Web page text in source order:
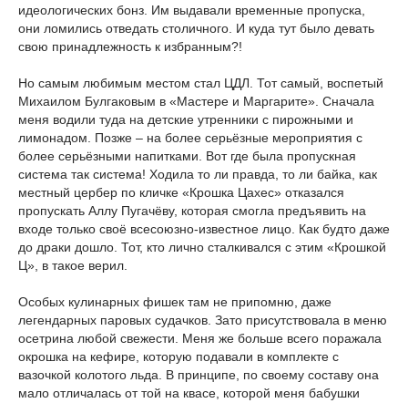
идеологических бонз. Им выдавали временные пропуска,
они ломились отведать столичного. И куда тут было девать
свою принадлежность к избранным?!
Но самым любимым местом стал ЦДЛ. Тот самый, воспетый
Михаилом Булгаковым в «Мастере и Маргарите». Сначала
меня водили туда на детские утренники с пирожными и
лимонадом. Позже – на более серьёзные мероприятия с
более серьёзными напитками. Вот где была пропускная
система так система! Ходила то ли правда, то ли байка, как
местный цербер по кличке «Крошка Цахес» отказался
пропускать Аллу Пугачёву, которая смогла предъявить на
входе только своё всесоюзно-известное лицо. Как будто даже
до драки дошло. Тот, кто лично сталкивался с этим «Крошкой
Ц», в такое верил.
Особых кулинарных фишек там не припомню, даже
легендарных паровых судачков. Зато присутствовала в меню
осетрина любой свежести. Меня же больше всего поражала
окрошка на кефире, которую подавали в комплекте с
вазочкой колотого льда. В принципе, по своему составу она
мало отличалась от той на квасе, которой меня бабушки